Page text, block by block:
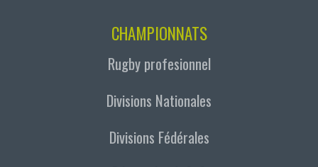
CHAMPIONNATS
Rugby profesionnel
Divisions Nationales
Divisions Fédérales